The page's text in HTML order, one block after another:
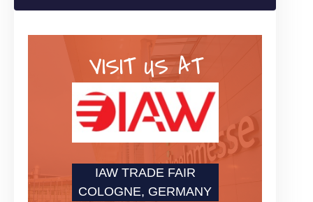
VISIT US AT
IAW TRADE FAIR
COLOGNE, GERMANY